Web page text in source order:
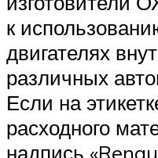
к
двигателях
различных
Если на
расходного
надпись